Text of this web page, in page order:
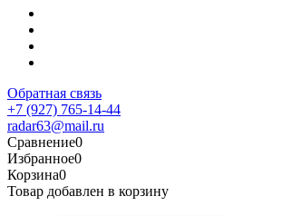
Обратная связь
+7 (927) 765-14-44
radar63@mail.ru
Сравнение0
Избранное0
Корзина0
Товар добавлен в корзину